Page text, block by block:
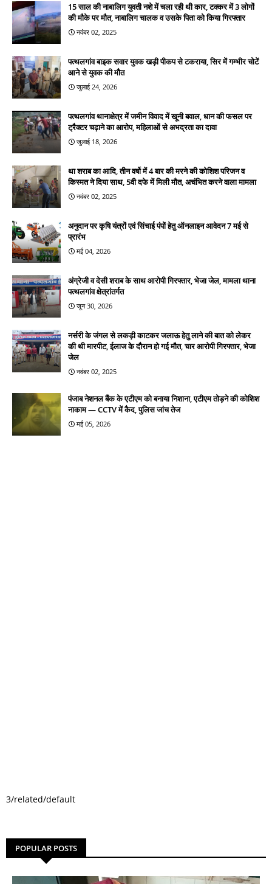
15 साल की नाबालिग युवती नशे में चला रही थी कार, टक्कर में 3 लोगों
की मौके पर मौत, नाबालिग चालक व उसके पिता को किया गिरफ्तार
नवंबर 02, 2025
पत्थलगांव बाइक सवार युवक खड़ी पीकप से टकराया, सिर में गम्भीर चोटें
आने से युवक की मौत
जुलाई 24, 2026
पत्थलगांव थानाक्षेत्र में जमीन विवाद में खूनी बवाल, धान की फसल पर
ट्रैक्टर चढ़ाने का आरोप, महिलाओं से अभद्रता का दावा
जुलाई 18, 2026
था शराब का आदि, तीन वर्षो में 4 बार की मरने की कोशिश परिजन व
किस्मत ने दिया साथ, 5वी दफे में मिली मौत, अचंभित करने वाला मामला
नवंबर 02, 2025
अनुदान पर कृषि यंत्रों एवं सिंचाई पंपों हेतु ऑनलाइन आवेदन 7 मई से
प्रारंभ
मई 04, 2026
अंग्रेजी व देसी शराब के साथ आरोपी गिरफ्तार, भेजा जेल, मामला थाना
पत्थलगांव क्षेत्रांतर्गत
जून 30, 2026
नर्सरी के जंगल से लकड़ी काटकर जलाऊ हेतु लाने की बात को लेकर
की थी मारपीट, ईलाज के दौरान हो गई मौत, चार आरोपी गिरफ्तार, भेजा
जेल
नवंबर 02, 2025
पंजाब नेशनल बैंक के एटीएम को बनाया निशाना, एटीएम तोड़ने की कोशिश
नाकाम — CCTV में कैद, पुलिस जांच तेज
मई 05, 2026
3/related/default
POPULAR POSTS